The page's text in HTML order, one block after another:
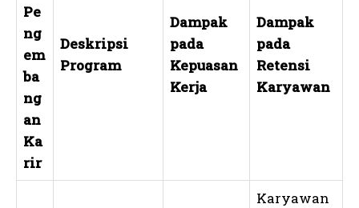
Pe
ng
em
ba
ng
an
Ka
rir
Deskripsi
Program
Dampak
pada
Kepuasan
Kerja
Dampak
pada
Retensi
Karyawan
Karyawan